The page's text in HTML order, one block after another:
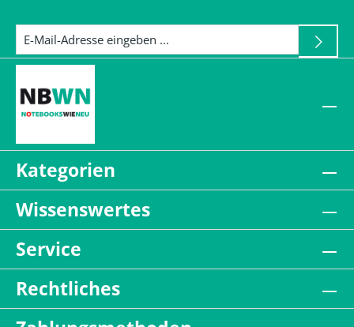
Kategorien
Wissenswertes
Service
Rechtliches